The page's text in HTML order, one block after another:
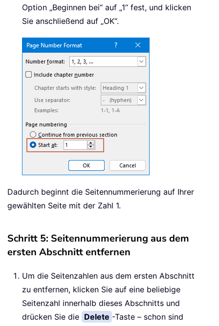
Option „Beginnen bei“ auf „1“ fest, und klicken
Sie anschließend auf „OK“.
Dadurch beginnt die Seitennummerierung auf Ihrer
gewählten Seite mit der Zahl 1.
Schritt 5: Seitennummerierung aus dem
ersten Abschnitt entfernen
Um die Seitenzahlen aus dem ersten Abschnitt
zu entfernen, klicken Sie auf eine beliebige
Seitenzahl innerhalb dieses Abschnitts und
drücken Sie die Delete -Taste – schon sind